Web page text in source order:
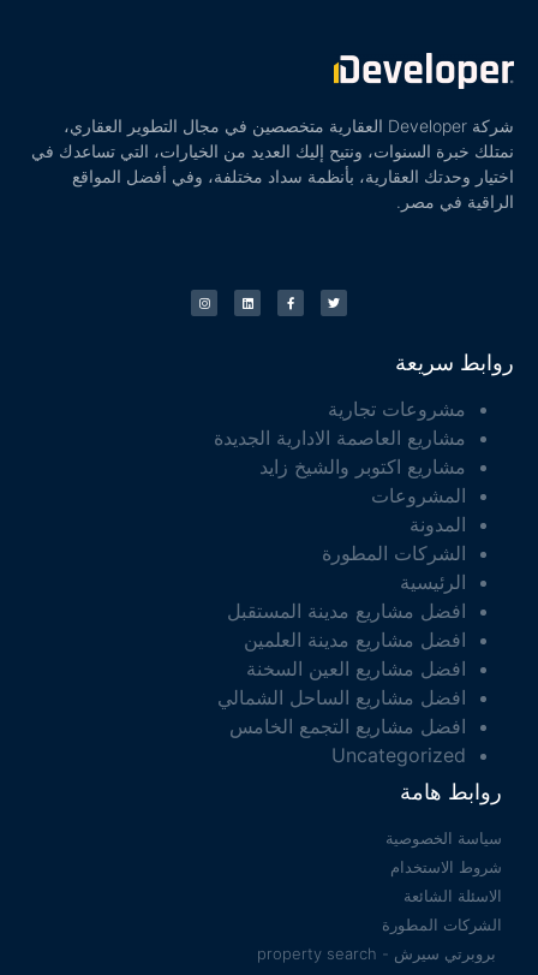
شركة Developer العقارية متخصصين في مجال التطوير العقاري،
نمتلك خبرة السنوات، ونتيح إليك العديد من الخيارات، التي تساعدك في
اختيار وحدتك العقارية، بأنظمة سداد مختلفة، وفي أفضل المواقع
الراقية في مصر.
روابط سريعة
مشروعات تجارية
مشاريع العاصمة الادارية الجديدة
مشاريع اكتوبر والشيخ زايد
المشروعات
المدونة
الشركات المطورة
الرئيسية
افضل مشاريع مدينة المستقبل
افضل مشاريع مدينة العلمين
افضل مشاريع العين السخنة
افضل مشاريع الساحل الشمالي
افضل مشاريع التجمع الخامس
Uncategorized
روابط هامة
سياسة الخصوصية
شروط الاستخدام
الاسئلة الشائعة
الشركات المطورة
بروبرتي سيرش - property search